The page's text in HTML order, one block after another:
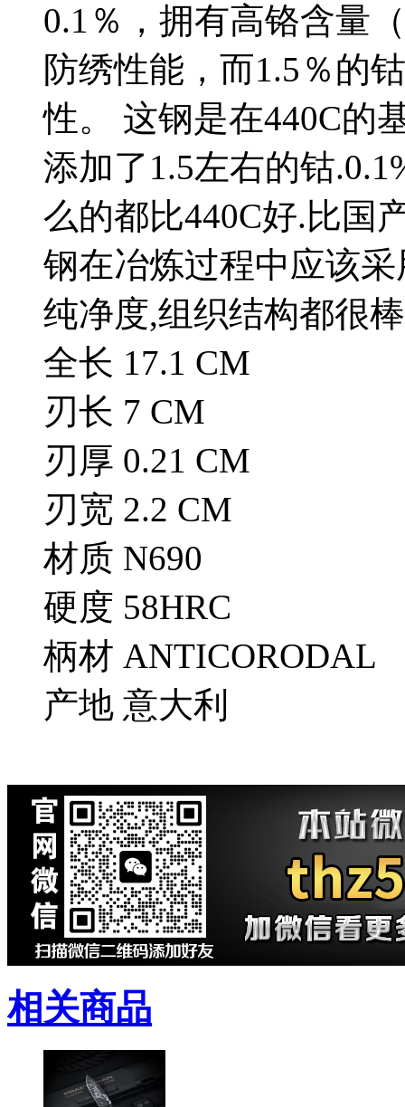
0.1％，拥有高铬含量
防绣性能，而1.5％的
性。 这钢是在440C的
添加了1.5左右的钴
么的都比440C好.比国
钢在冶炼过程中应该
纯净度,组织结构都很
全长 17.1 CM
刃长 7 CM
刃厚 0.21 CM
刃宽 2.2 CM
材质 N690
硬度 58HRC
柄材 ANTICORODAL
产地 意大利
相关商品